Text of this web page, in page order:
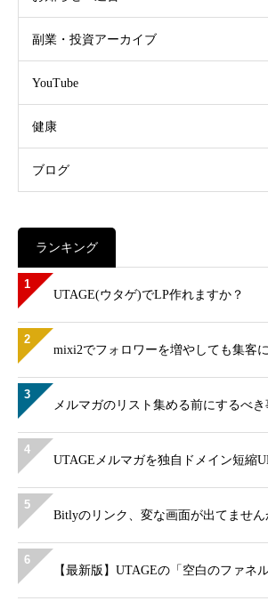
副業・投資アーカイブ
YouTube
健康
ブログ
ランキング
1
UTAGE(ウタゲ)でLP作れますか？
2
mixi2でフォロワーを増やしても集客
3
メルマガのリスト集める前にするべき
4
UTAGEメルマガを独自ドメイン短縮
5
Bitlyのリンク、変な画面が出てませ
6
【最新版】UTAGEの「空白のファ